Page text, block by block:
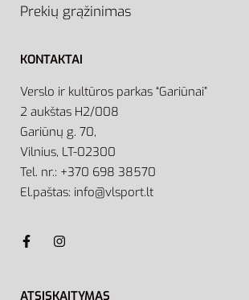
Prekių grąžinimas
KONTAKTAI
Verslo ir kultūros parkas “Gariūnai”
2 aukštas H2/008
Gariūnų g. 70,
Vilnius, LT-02300
Tel. nr.: +370 698 38570
El.paštas: info@vlsport.lt
ATSISKAITYMAS